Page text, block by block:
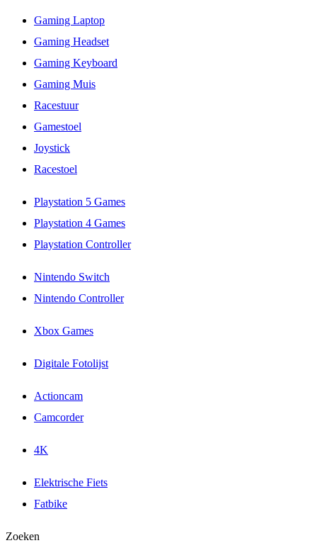
Gaming Laptop
Gaming Headset
Gaming Keyboard
Gaming Muis
Racestuur
Gamestoel
Joystick
Racestoel
Playstation 5 Games
Playstation 4 Games
Playstation Controller
Nintendo Switch
Nintendo Controller
Xbox Games
Digitale Fotolijst
Actioncam
Camcorder
4K
Elektrische Fiets
Fatbike
Zoeken